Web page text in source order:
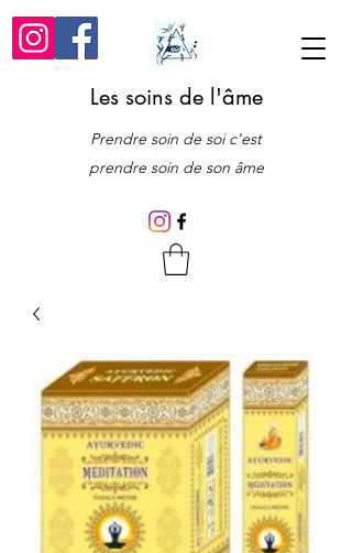
Les soins de l'âme
Prendre soin de soi c'est
prendre soin de son âme